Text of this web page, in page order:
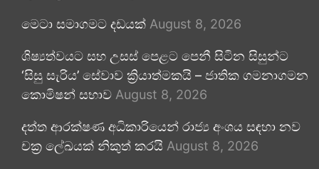
මෙටා සමාගමට දඩයක් August 8, 2026
ශිෂ්‍යත්වයට සහ උසස් පෙළට පෙනී සිටින සිසුන්ට
‘සිසු සැරිය’ සේවාව ක්‍රියාත්මකයි – ජාතික ගමනාගමන
කොමිෂන් සභාව August 8, 2026
දත්ත ආරක්ෂණ අධිකාරියෙන් රාජ්‍ය අංශය සඳහා නව
චක්‍ර ලේඛයක් නිකුත් කරයි August 8, 2026